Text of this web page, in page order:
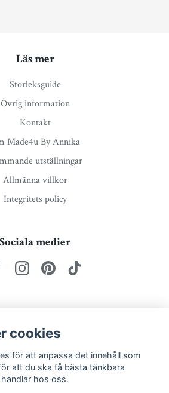
Läs mer
Storleksguide
Övrig information
Kontakt
Made4u By Annika
utställningar
Allmänna villkor
Integritets policy
Sociala medier
Prenumerera
cookies
för att anpassa det innehåll som
att du ska få bästa tänkbara
hos oss.